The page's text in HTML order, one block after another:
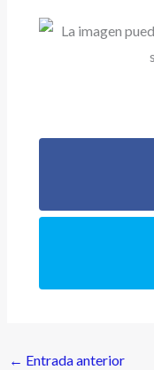
← Entrada anterior